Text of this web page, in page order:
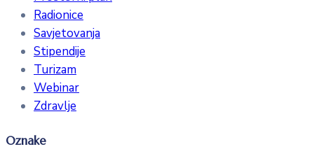
Radionice
Savjetovanja
Stipendije
Turizam
Webinar
Zdravlje
Oznake